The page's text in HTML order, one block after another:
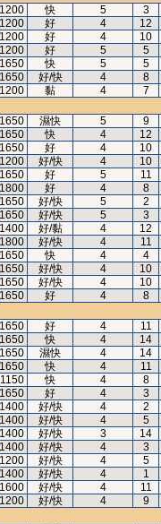
1200 快 5
3
1200 好 4
12
1200 好 4
10
1200 好 5
5
1650 快 5
5
1650 好/快 4
8
1200 黏 4
7
1650 濕快 5
9
1650 快 4
12
1650 好 4
10
1200 好/快 4
10
1650 好 5
11
1800 好 4
8
1650 好/快 5
2
1650 好/快 5
3
1400 好/黏 4
12
1800 好/快 4
11
1650 快 4
4
1650 好/快 4
10
1650 好/快 4
10
1650 好 4
8
1650 好 4
11
1650 快 4
14
1650 濕快 4
14
1650 快 4
11
1150 快 4
8
1650 好 4
3
1400 好/快 4
2
1400 好/快 4
5
1400 好/快 3
14
1400 好/快 4
3
1200 好/快 4
5
1400 好/快 4
1
1600 好/快 4
11
1200 好/快 4
9